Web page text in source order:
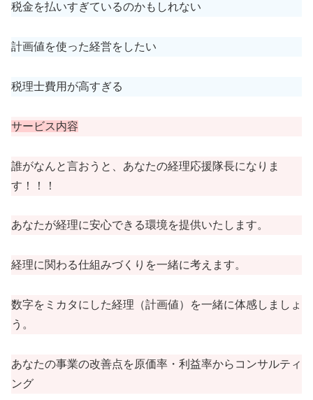
税金を払いすぎているのかもしれない
計画値を使った経営をしたい
税理士費用が高すぎる
サービス内容
誰がなんと言おうと、あなたの経理応援隊長になりま
す！！！
あなたが経理に安心できる環境を提供いたします。
経理に関わる仕組みづくりを一緒に考えます。
数字をミカタにした経理（計画値）を一緒に体感しましょ
う。
あなたの事業の改善点を原価率・利益率からコンサルティ
ング